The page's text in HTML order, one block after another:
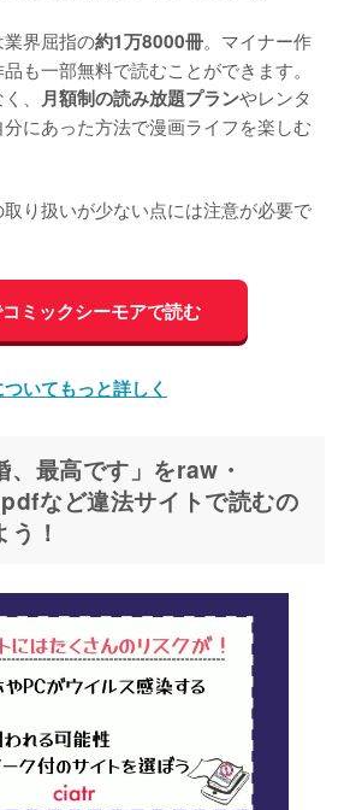
界屈指の約1万8000冊。マイナー作
も一部無料で読むことができます。
、 月額制の読み放題プランやレンタ
にあった方法で漫画ライフを楽しむ
り扱いが少ない点には注意が必要で
ミックシーモアで読む
いてもっと詳しく
、最高です」をraw・
など違法サイトで読むの
！